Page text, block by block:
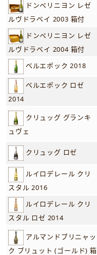
ドンペリニヨン レゼ
ルヴドラベイ 2003 箱付
ドンペリニヨン レゼ
ルヴドラベイ 2004 箱付
ベルエポック 2018
ベルエポック ロゼ
2014
クリュッグ グランキ
ュヴェ
クリュッグ ロゼ
ルイロデレール クリ
スタル 2016
ルイロデレール クリ
スタル ロゼ 2014
アルマンドブリニャッ
ク ブリュット (ゴールド) 箱